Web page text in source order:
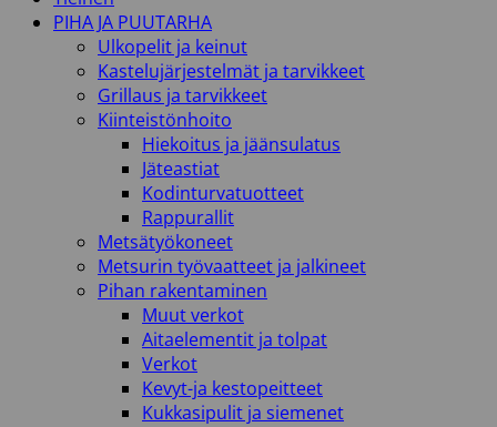
PIHA JA PUUTARHA
Ulkopelit ja keinut
Kastelujärjestelmät ja tarvikkeet
Grillaus ja tarvikkeet
Kiinteistönhoito
Hiekoitus ja jäänsulatus
Jäteastiat
Kodinturvatuotteet
Rappurallit
Metsätyökoneet
Metsurin työvaatteet ja jalkineet
Pihan rakentaminen
Muut verkot
Aitaelementit ja tolpat
Verkot
Kevyt-ja kestopeitteet
Kukkasipulit ja siemenet